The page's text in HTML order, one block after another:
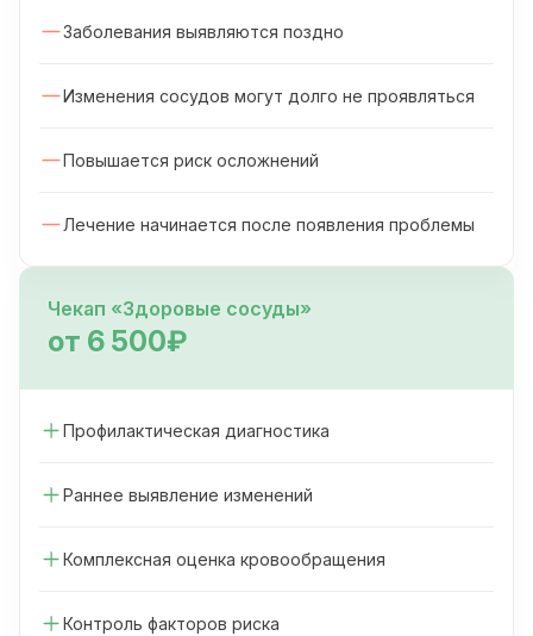
Заболевания выявляются поздно
Изменения сосудов могут долго не проявляться
Повышается риск осложнений
Лечение начинается после появления проблемы
Чекап «Здоровые сосуды»
от 6 500₽
Профилактическая диагностика
Раннее выявление изменений
Комплексная оценка кровообращения
Контроль факторов риска